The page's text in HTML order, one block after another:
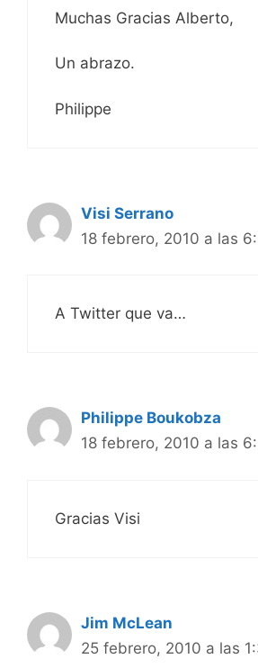
Muchas Gracias Alberto,
Un abrazo.
Philippe
Visi Serrano
18 febrero, 2010 a las
A Twitter que va…
Philippe Boukobza
18 febrero, 2010 a las
Gracias Visi
Jim McLean
25 febrero, 2010 a las